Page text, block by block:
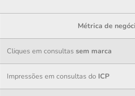
Métrica de
Cliques em consultas sem marca
Impressões em consultas do ICP